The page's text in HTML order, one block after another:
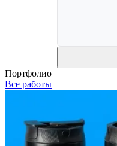
Портфолио
Все работы